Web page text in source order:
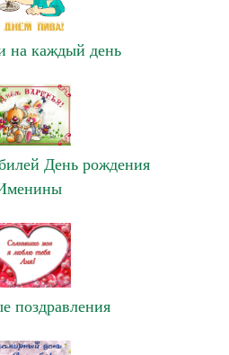
на каждый день
День рождения
поздравления